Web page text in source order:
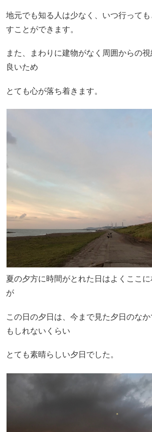
地元でも知る人は少なく、いつ行って
すことができます。
また、まわりに建物がなく周囲からの
良いため
とても心が落ち着きます。
夏の夕方に時間がとれた日はよくここ
が
この日の夕日は、今まで見た夕日のな
もしれないくらい
とても素晴らしい夕日でした。